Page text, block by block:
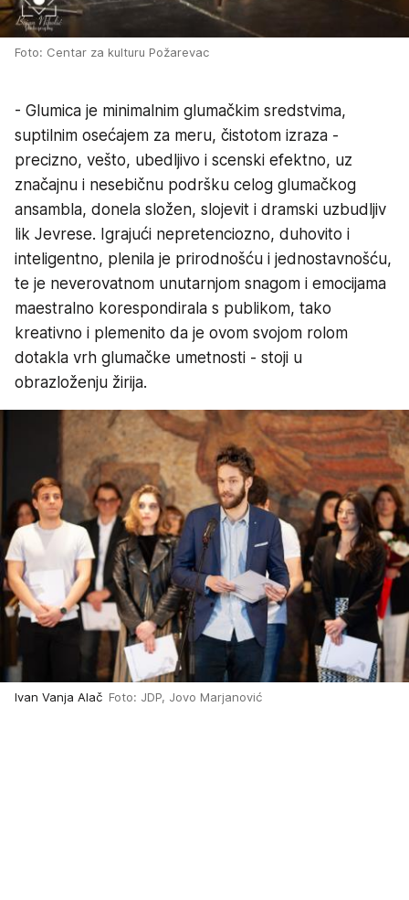
Foto: Centar za kulturu Požarevac
- Glumica je minimalnim glumačkim sredstvima,
suptilnim osećajem za meru, čistotom izraza -
precizno, vešto, ubedljivo i scenski efektno, uz
značajnu i nesebičnu podršku celog glumačkog
ansambla, donela složen, slojevit i dramski uzbudljiv
lik Jevrese. Igrajući nepretenciozno, duhovito i
inteligentno, plenila je prirodnošću i jednostavnošću,
te je neverovatnom unutarnjom snagom i emocijama
maestralno korespondirala s publikom, tako
kreativno i plemenito da je ovom svojom rolom
dotakla vrh glumačke umetnosti - stoji u
obrazloženju žirija.
Ivan Vanja Alač Foto: JDP, Jovo Marjanović